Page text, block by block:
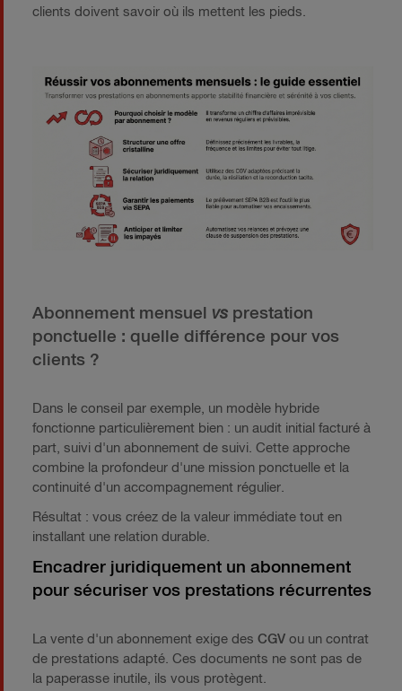
clients doivent savoir où ils mettent les pieds.
Abonnement mensuel vs prestation
ponctuelle : quelle différence pour vos
clients ?
Dans le conseil par exemple, un modèle hybride
fonctionne particulièrement bien : un audit initial facturé à
part, suivi d'un abonnement de suivi. Cette approche
combine la profondeur d'une mission ponctuelle et la
continuité d'un accompagnement régulier.
Résultat : vous créez de la valeur immédiate tout en
installant une relation durable.
Encadrer juridiquement un abonnement
pour sécuriser vos prestations récurrentes
La vente d'un abonnement exige des CGV ou un contrat
de prestations adapté. Ces documents ne sont pas de
la paperasse inutile, ils vous protègent.